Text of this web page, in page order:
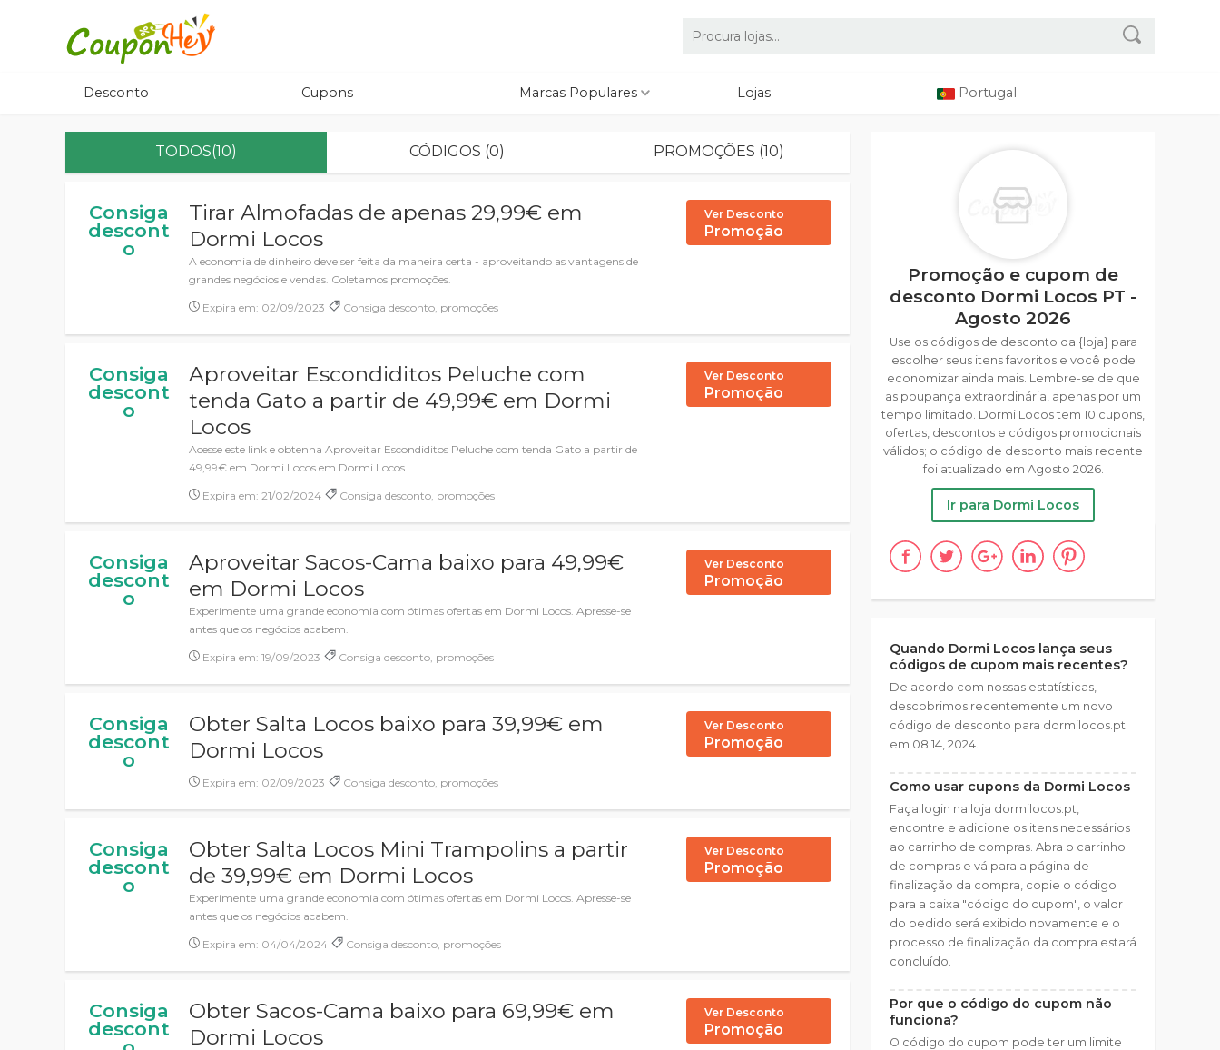
Desconto Cupons Marcas Populares Lojas Portugal
TODOS(10) CÓDIGOS (0) PROMOÇÕES (10)
Consiga
descont
o
Tirar Almofadas de apenas 29,99€ em
Dormi Locos
A economia de dinheiro deve ser feita da maneira certa - aproveitando as vantagens de
grandes negócios e vendas. Coletamos promoções.
Expira em: 02/09/2023 Consiga desconto, promoções
Ver Desconto
Promoção
Consiga
descont
o
Aproveitar Escondiditos Peluche com
tenda Gato a partir de 49,99€ em Dormi
Locos
Acesse este link e obtenha Aproveitar Escondiditos Peluche com tenda Gato a partir de
49,99€ em Dormi Locos em Dormi Locos.
Expira em: 21/02/2024 Consiga desconto, promoções
Ver Desconto
Promoção
Consiga
descont
o
Aproveitar Sacos-Cama baixo para 49,99€
em Dormi Locos
Experimente uma grande economia com ótimas ofertas em Dormi Locos. Apresse-se
antes que os negócios acabem.
Expira em: 19/09/2023 Consiga desconto, promoções
Ver Desconto
Promoção
Consiga
descont
o
Obter Salta Locos baixo para 39,99€ em
Dormi Locos
Expira em: 02/09/2023 Consiga desconto, promoções
Ver Desconto
Promoção
Consiga
descont
o
Obter Salta Locos Mini Trampolins a partir
de 39,99€ em Dormi Locos
Experimente uma grande economia com ótimas ofertas em Dormi Locos. Apresse-se
antes que os negócios acabem.
Expira em: 04/04/2024 Consiga desconto, promoções
Ver Desconto
Promoção
Consiga
descont
Obter Sacos-Cama baixo para 69,99€ em
Dormi Locos
Ver Desconto
Promoção
Promoção e cupom de
desconto Dormi Locos PT -
Agosto 2026
Use os códigos de desconto da {loja} para
escolher seus itens favoritos e você pode
economizar ainda mais. Lembre-se de que
as poupança extraordinária, apenas por um
tempo limitado. Dormi Locos tem 10 cupons,
ofertas, descontos e códigos promocionais
válidos; o código de desconto mais recente
foi atualizado em Agosto 2026.
Ir para Dormi Locos
Quando Dormi Locos lança seus
códigos de cupom mais recentes?
De acordo com nossas estatísticas,
descobrimos recentemente um novo
código de desconto para dormilocos.pt
em 08 14, 2024.
Como usar cupons da Dormi Locos
Faça login na loja dormilocos.pt,
encontre e adicione os itens necessários
ao carrinho de compras. Abra o carrinho
de compras e vá para a página de
finalização da compra, copie o código
para a caixa "código do cupom", o valor
do pedido será exibido novamente e o
processo de finalização da compra estará
concluído.
Por que o código do cupom não
funciona?
O código do cupom pode ter um limite